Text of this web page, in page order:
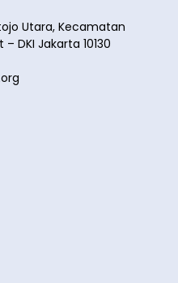
Utara, Kecamatan
DKI Jakarta 10130